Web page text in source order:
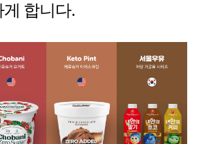
합니다.